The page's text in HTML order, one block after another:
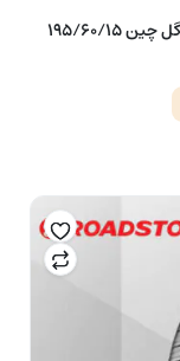
لاستیک تریانگل چین 195/60/15